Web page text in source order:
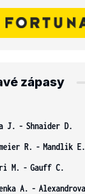
zápasy
J. - Shnaider D.
R. - Mandlik E.
M. - Gauff C.
A. -